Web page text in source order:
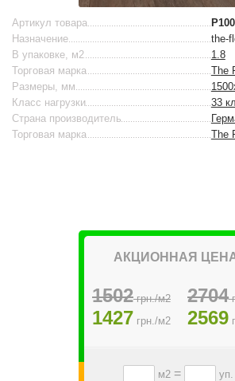
Артикул товара
the-
Назначение
1.8
В упаковке, м2
The
Торговая марка
Размеры, мм
33
Класс нагрузки
Страна производитель
The
Торговая марка
АКЦИОННАЯ
1502грн./м2
1427 грн./м2
2704
2569
м2= уп.